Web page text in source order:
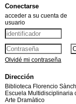
Conectarse
acceder a su cuenta de
usuario
Olvidé mi contraseña
Dirección
Biblioteca Florencio
Escuela Multidisciplinaria
Arte Dramàtico